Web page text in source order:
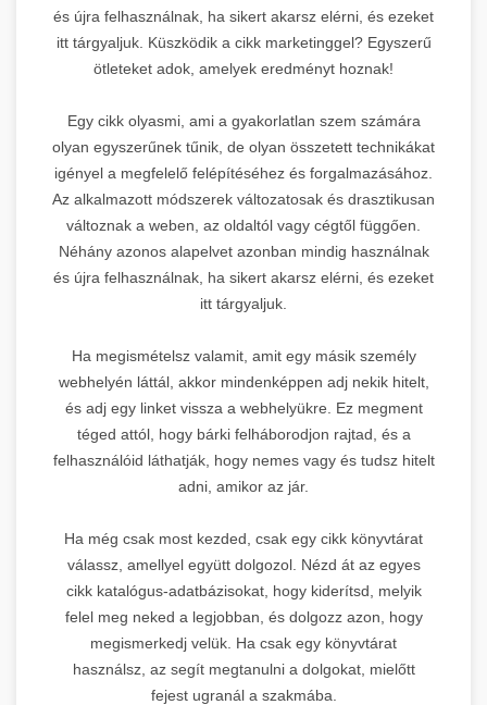
és újra felhasználnak, ha sikert akarsz elérni, és ezeket
itt tárgyaljuk. Küszködik a cikk marketinggel? Egyszerű
ötleteket adok, amelyek eredményt hoznak!
Egy cikk olyasmi, ami a gyakorlatlan szem számára
olyan egyszerűnek tűnik, de olyan összetett technikákat
igényel a megfelelő felépítéséhez és forgalmazásához.
Az alkalmazott módszerek változatosak és drasztikusan
változnak a weben, az oldaltól vagy cégtől függően.
Néhány azonos alapelvet azonban mindig használnak
és újra felhasználnak, ha sikert akarsz elérni, és ezeket
itt tárgyaljuk.
Ha megismételsz valamit, amit egy másik személy
webhelyén láttál, akkor mindenképpen adj nekik hitelt,
és adj egy linket vissza a webhelyükre. Ez megment
téged attól, hogy bárki felháborodjon rajtad, és a
felhasználóid láthatják, hogy nemes vagy és tudsz hitelt
adni, amikor az jár.
Ha még csak most kezded, csak egy cikk könyvtárat
válassz, amellyel együtt dolgozol. Nézd át az egyes
cikk katalógus-adatbázisokat, hogy kiderítsd, melyik
felel meg neked a legjobban, és dolgozz azon, hogy
megismerkedj velük. Ha csak egy könyvtárat
használsz, az segít megtanulni a dolgokat, mielőtt
fejest ugranál a szakmába.